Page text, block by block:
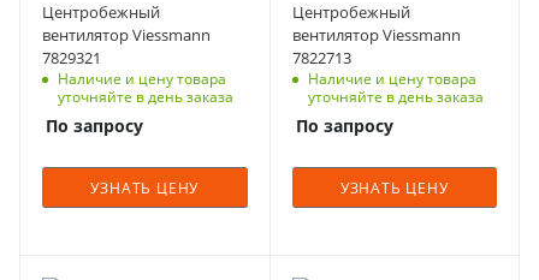
Центробежный
вентилятор Viessmann
7829321
Наличие и цену товара
уточняйте в день заказа
По запросу
УЗНАТЬ ЦЕНУ
Центробежный
вентилятор Viessmann
7822713
Наличие и цену товара
уточняйте в день заказа
По запросу
УЗНАТЬ ЦЕНУ